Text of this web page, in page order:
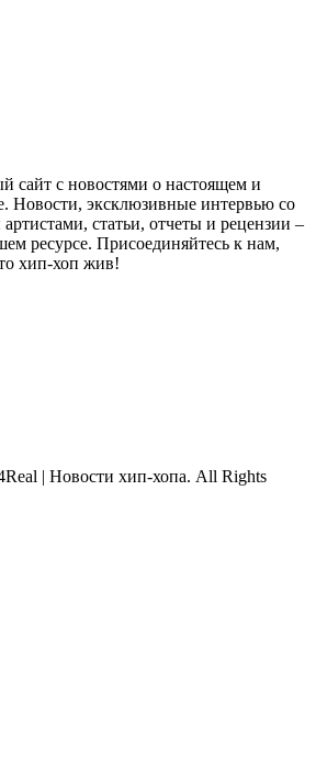
сайт с новостями о настоящем и
Новости, эксклюзивные интервью со
статьи, отчеты и рецензии –
ресурсе. Присоединяйтесь к нам,
хип-хоп жив!
| Новости хип-хопа. All Rights